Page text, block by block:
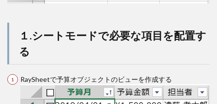
１.シートモードで必要な項目を配置す
る
RaySheetで予算オブジェクトのビューを作成する